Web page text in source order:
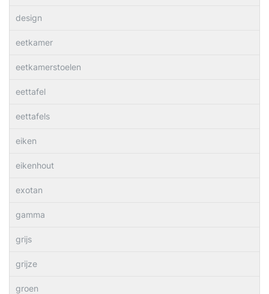
design
eetkamer
eetkamerstoelen
eettafel
eettafels
eiken
eikenhout
exotan
gamma
grijs
grijze
groen